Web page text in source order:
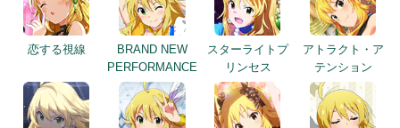
恋する視線
BRAND NEW
PERFORMANCE
スターライトプ
リンセス
アトラクト・ア
テンション